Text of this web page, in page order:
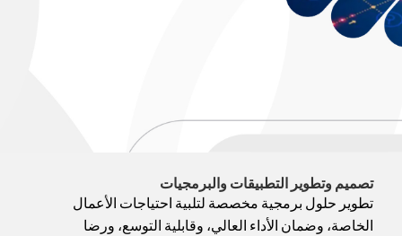
تصميم وتطوير التطبيقات والبرمجيات
تطوير حلول برمجية مخصصة لتلبية احتياجات الأعمال
الخاصة، وضمان الأداء العالي، وقابلية التوسع، ورضا